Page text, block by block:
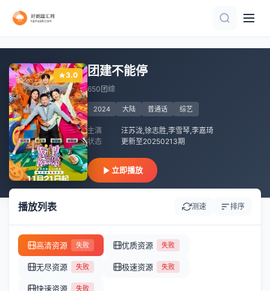
3.0 团建不能停
650团综
2024 大陆 普通话 综艺
主演
汪苏泷,徐志胜,李雪琴,李嘉琦
状态
更新至20250213期
立即播放
播放列表 测速 排序
高清资源 失败 优质资源 失败
无尽资源 失败 极速资源 失败
快速资源 失败
已完结 共50期
更新至20260807期
第7期
更新至32期
第1期
更新至20260802
更新至第20260806期
更新至20260805期
更新至第10集
更新至20260712